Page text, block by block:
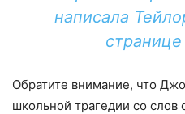
написала
Обратите внимание, что
школьной трагедии со слов